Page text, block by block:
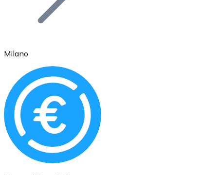
Ethereum
ETH
Milano